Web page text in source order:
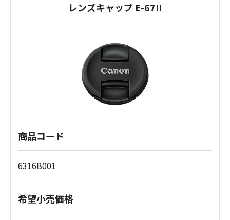
レンズキャップ E-67II
商品コード
6316B001
希望小売価格